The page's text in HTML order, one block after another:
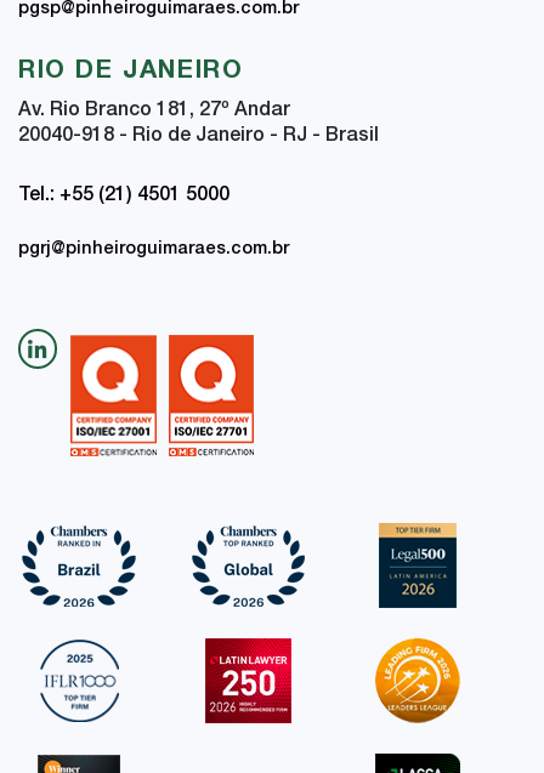
pgsp@pinheiroguimaraes.com.br
RIO DE JANEIRO
Av. Rio Branco 181, 27º Andar
20040-918 - Rio de Janeiro - RJ - Brasil
Tel.: +55 (21) 4501 5000
pgrj@pinheiroguimaraes.com.br